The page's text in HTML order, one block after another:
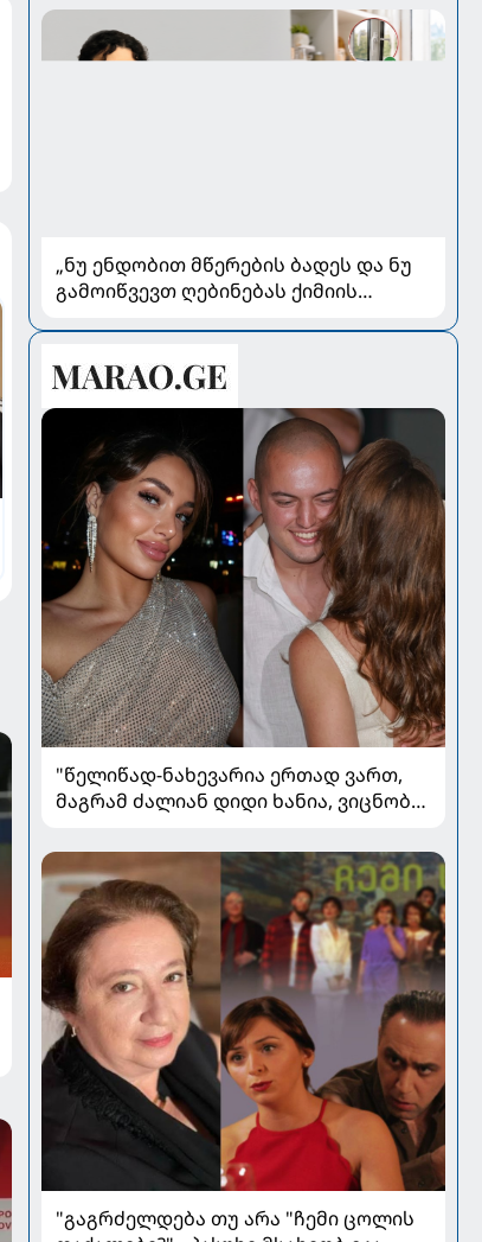
„ნუ ენდობით მწერების ბადეს და ნუ
გამოიწვევთ ღებინებას ქიმიის
პედიატრ სალომე ახვლედიანის
რჩევები
"წელიწად-ნახევარია ერთად ვართ,
მაგრამ ძალიან დიდი ხანია, ვიცნობ" -
როგორია მისი სიყვარულის ამბავი
"გაგრძელდება თუ არა "ჩემი ცოლის